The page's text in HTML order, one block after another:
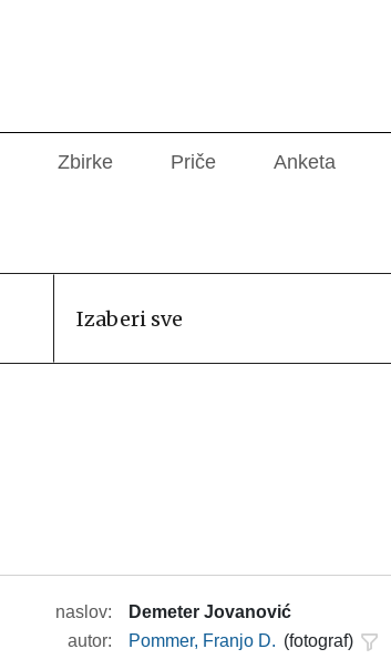
Zbirke Priče Anketa
Izaberi sve
naslov:
Demeter Jovanović
autor:
Pommer, Franjo D. (fotograf)